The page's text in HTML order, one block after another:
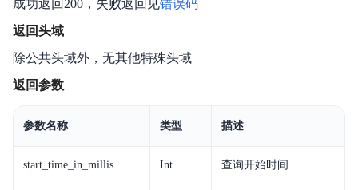
成功返回200，失败返回见错误码
返回头域
除公共头域外，无其他特殊头域
返回参数
参数名称 类型 描述
start_time_in_millis Int 查询开始时间